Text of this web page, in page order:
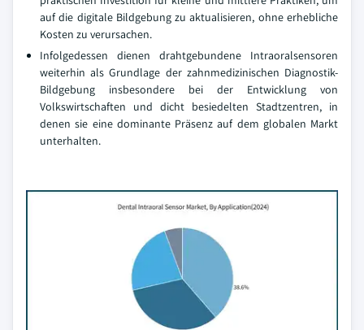
auf die digitale Bildgebung zu aktualisieren, ohne erhebliche
Kosten zu verursachen.
Infolgedessen dienen drahtgebundene Intraoralsensoren
weiterhin als Grundlage der zahnmedizinischen Diagnostik-
Bildgebung insbesondere bei der Entwicklung von
Volkswirtschaften und dicht besiedelten Stadtzentren, in
denen sie eine dominante Präsenz auf dem globalen Markt
unterhalten.